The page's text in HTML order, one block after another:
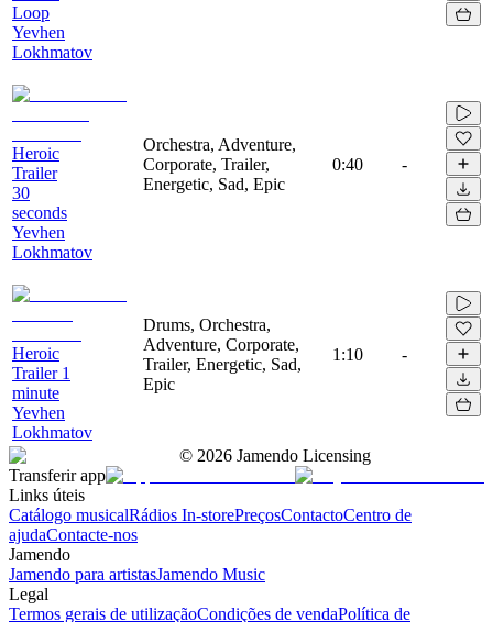
Loop
Yevhen
Lokhmatov
Heroic
Trailer
30
seconds
Yevhen
Lokhmatov
Orchestra, Adventure,
Corporate, Trailer,
Energetic, Sad, Epic
0:40 -
Heroic
Trailer 1
minute
Yevhen
Lokhmatov
Drums, Orchestra,
Adventure, Corporate,
Trailer, Energetic, Sad,
Epic
1:10 -
© 2026 Jamendo Licensing
Transferir app
Links úteis
Catálogo musicalRádios In-storePreçosContactoCentro de
ajudaContacte-nos
Jamendo
Jamendo para artistasJamendo Music
Legal
Termos gerais de utilizaçãoCondições de vendaPolítica de